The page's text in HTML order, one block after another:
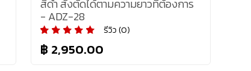
สีดำ สั่งตัดได้ตามความยาวที่ต้องการ
- ADZ-28
รีวิว (0)
฿ 2,950.00